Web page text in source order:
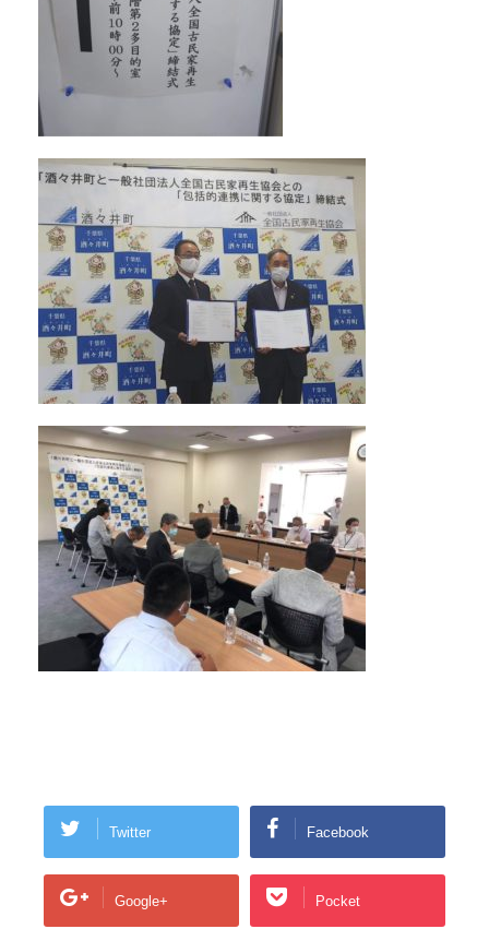
Twitter Facebook
Google+ Pocket